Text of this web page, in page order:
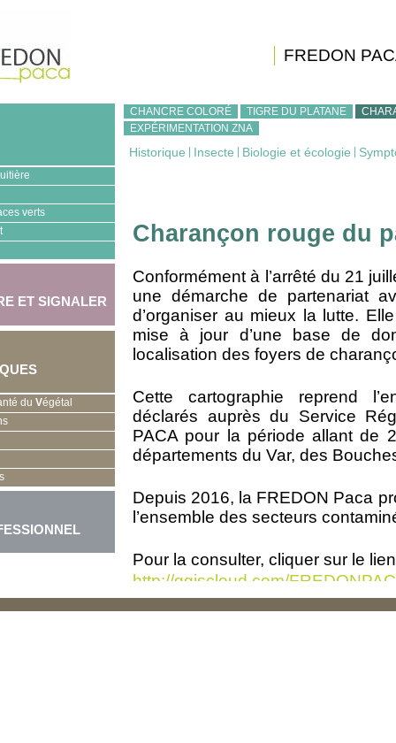
FREDON
verts
ET SIGNALER
du Végétal
CHANCRE COLORÉ TIGRE DU PLATANE
EXPÉRIMENTATION ZNA
Historique Insecte Biologie et écologie
Charançon rouge du
Conformément à l’arrêté du 21
une démarche de partenariat
d’organiser au mieux la lutte.
mise à jour d’une base de
localisation des foyers de
Cette cartographie reprend
déclarés auprès du Service
PACA pour la période allant de
départements du Var, des
Depuis 2016, la FREDON Paca
l’ensemble des secteurs
Pour la consulter, cliquer sur le
http://qgiscloud.com/